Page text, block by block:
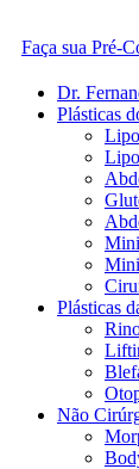
Faça sua Pré-
Dr.
Plásticas
Plásticas
Não